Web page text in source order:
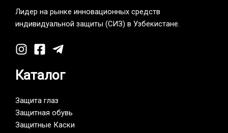
Лидер на рынке инновационных средств
индивидуальной защиты (СИЗ) в Узбекистане.
Каталог
Защита глаз
Защитная обувь
Защитные Каски